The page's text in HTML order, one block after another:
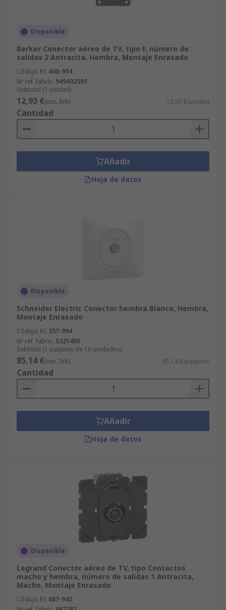
Disponible
Berker Conector aéreo de TV, tipo F, número de
salidas 2 Antracita, Hembra, Montaje Enrasado
Código RS 440-954
Nº ref. fabric. 945602505
Subtotal (1 unidad)
12,93 €(exc. IVA) 12,93 €/unidad
Cantidad
Añadir
Hoja de datos
Disponible
Schneider Electric Conector hembra Blanco, Hembra,
Montaje Enrasado
Código RS 357-994
Nº ref. fabric. S321405
Subtotal (1 paquete de 10 unidades)
85,14 €(exc. IVA) 85,14 €/paquete
Cantidad
Añadir
Hoja de datos
Disponible
Legrand Conector aéreo de TV, tipo Contactos
macho y hembra, número de salidas 1 Antracita,
Macho, Montaje Enrasado
Código RS 687-942